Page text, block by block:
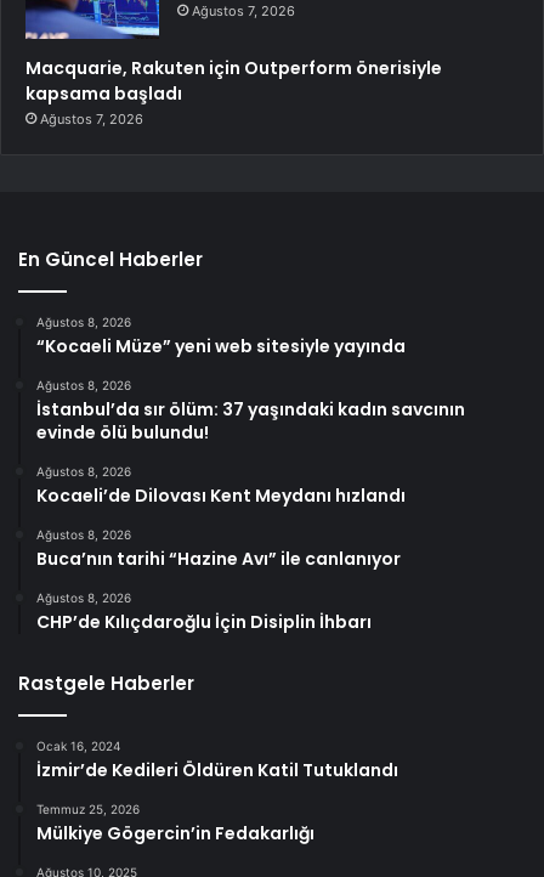
Ağustos 7, 2026
Macquarie, Rakuten için Outperform önerisiyle
kapsama başladı
Ağustos 7, 2026
En Güncel Haberler
Ağustos 8, 2026
“Kocaeli Müze” yeni web sitesiyle yayında
Ağustos 8, 2026
İstanbul’da sır ölüm: 37 yaşındaki kadın savcının
evinde ölü bulundu!
Ağustos 8, 2026
Kocaeli’de Dilovası Kent Meydanı hızlandı
Ağustos 8, 2026
Buca’nın tarihi “Hazine Avı” ile canlanıyor
Ağustos 8, 2026
CHP’de Kılıçdaroğlu İçin Disiplin İhbarı
Rastgele Haberler
Ocak 16, 2024
İzmir’de Kedileri Öldüren Katil Tutuklandı
Temmuz 25, 2026
Mülkiye Gögercin’in Fedakarlığı
Ağustos 10, 2025